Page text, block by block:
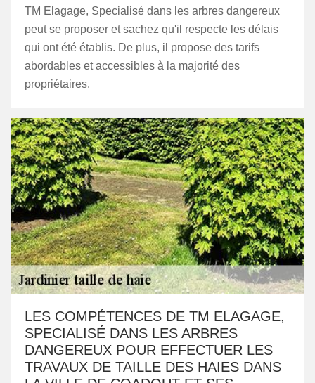
TM Elagage, Specialisé dans les arbres dangereux
peut se proposer et sachez qu'il respecte les délais
qui ont été établis. De plus, il propose des tarifs
abordables et accessibles à la majorité des
propriétaires.
LES COMPÉTENCES DE TM ELAGAGE,
SPECIALISÉ DANS LES ARBRES
DANGEREUX POUR EFFECTUER LES
TRAVAUX DE TAILLE DES HAIES DANS